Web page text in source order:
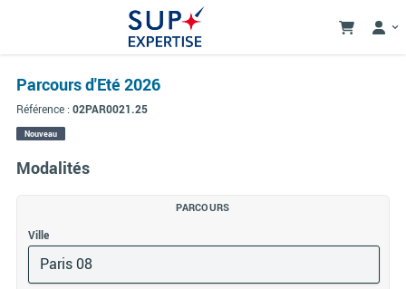
Parcours d'Eté 2026
Référence : 02PAR0021.25
Nouveau
Modalités
PARCOURS
Ville
Paris 08